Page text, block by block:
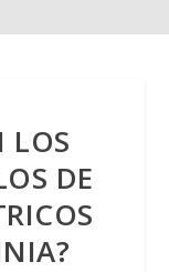
LOS
DE